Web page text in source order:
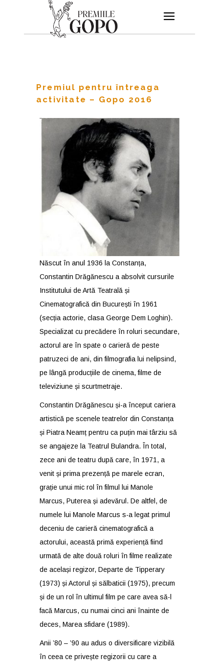
Premiul pentru întreaga
activitate – Gopo 2016
Născut în anul 1936 la Constanța,
Constantin Drăgănescu a absolvit cursurile
Institutului de Artă Teatrală și
Cinematografică din București în 1961
(secția actorie, clasa George Dem Loghin).
Specializat cu precădere în roluri secundare,
actorul are în spate o carieră de peste
patruzeci de ani, din filmografia lui nelipsind,
pe lângă producțiile de cinema, filme de
televiziune și scurtmetraje.
Constantin Drăgănescu și-a început cariera
artistică pe scenele teatrelor din Constanța
și Piatra Neamț pentru ca puțin mai târziu să
se angajeze la Teatrul Bulandra. În total,
zece ani de teatru după care, în 1971, a
venit și prima prezență pe marele ecran,
grație unui mic rol în filmul lui Manole
Marcus, Puterea și adevărul. De altfel, de
numele lui Manole Marcus s-a legat primul
deceniu de carieră cinematografică a
actorului, această primă experiență fiind
urmată de alte două roluri în filme realizate
de același regizor, Departe de Tipperary
(1973) și Actorul și sălbaticii (1975), precum
și de un rol în ultimul film pe care avea să-l
facă Marcus, cu numai cinci ani înainte de
deces, Marea sfidare (1989).
Anii ’80 – ’90 au adus o diversificare vizibilă
în ceea ce privește regizorii cu care a